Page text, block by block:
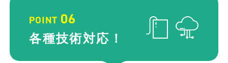
POINT 06
各種技術対応！